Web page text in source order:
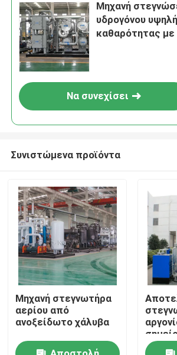
Σπίτι
Προϊόντα
Σχετικά με εμάς
Μηχανή
υδρογόνου
καθαρότητας
Να συνεχίσει
Συνιστώμενα προϊόντα
Μηχανή στεγνωτήρα
αερίου από
ανοξείδωτο χάλυβα